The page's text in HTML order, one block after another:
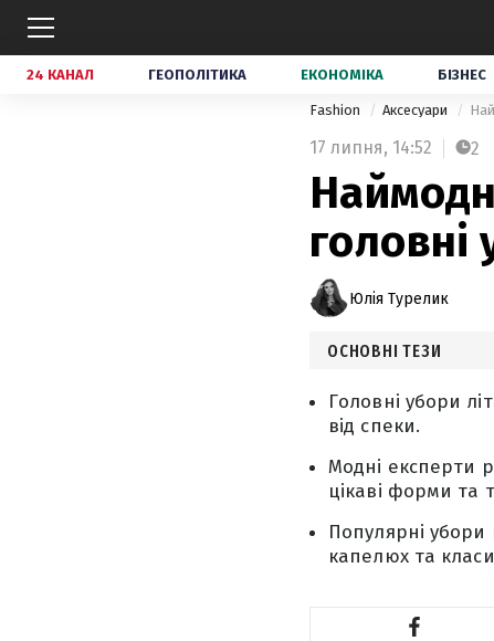
24 КАНАЛ ГЕОПОЛІТИКА ЕКОНОМІКА БІЗНЕС
Fashion Аксесуари
17 липня, 14:52 2
головні
Юлія Турелик
ОСНОВНІ ТЕЗИ
Головні убори
від спеки.
Модні експерти
цікаві форми та
Популярні
капелюх та